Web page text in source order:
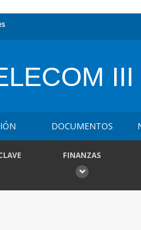
III
DOCUMENTOS
FINANZAS